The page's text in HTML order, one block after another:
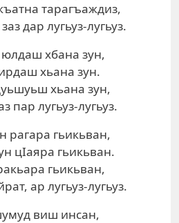
тарагъаждиз,
дар лугьуз-лугьуз.
хбана зун,
хьана зун.
хьана зун,
пар лугьуз-лугьуз.
рагара гьикьван,
цIаяра гьикьван.
гьикьван,
ар лугьуз-лугьуз.
виш инсан,